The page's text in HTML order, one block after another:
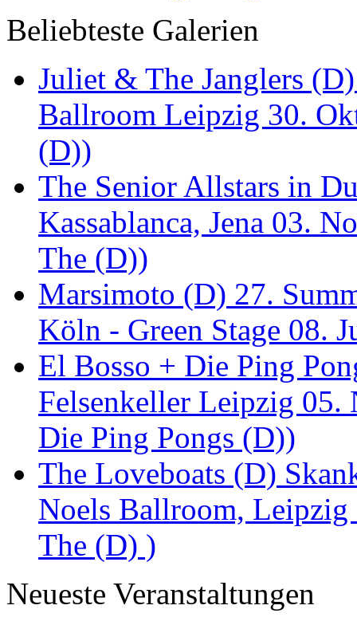
Beliebteste Galerien
Juliet & The Janglers
Ballroom Leipzig 30.
(D))
The Senior Allstars in
Kassablanca, Jena 03.
The (D))
Marsimoto (D) 27.
Köln - Green Stage 08.
El Bosso + Die Ping
Felsenkeller Leipzig
Die Ping Pongs (D))
The Loveboats (D)
Noels Ballroom, Leipzig
The (D) )
Neueste Veranstaltungen